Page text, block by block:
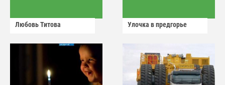
Любовь Титова Улочка в предгорье